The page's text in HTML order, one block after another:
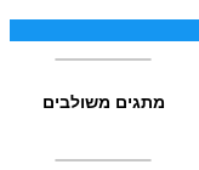
מתגים משולבים